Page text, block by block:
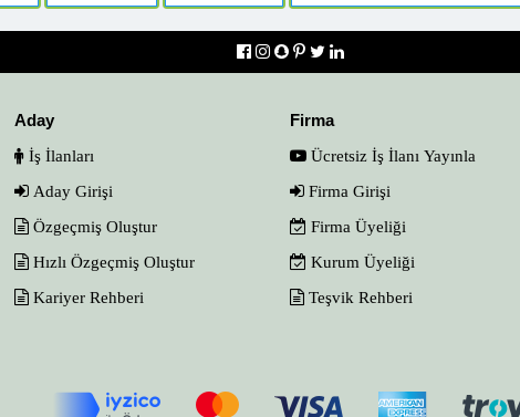
Aday
İş İlanları
Aday Girişi
Özgeçmiş Oluştur
Hızlı Özgeçmiş Oluştur
Kariyer Rehberi
Firma
Ücretsiz İş İlanı Yayınla
Firma Girişi
Firma Üyeliği
Kurum Üyeliği
Teşvik Rehberi